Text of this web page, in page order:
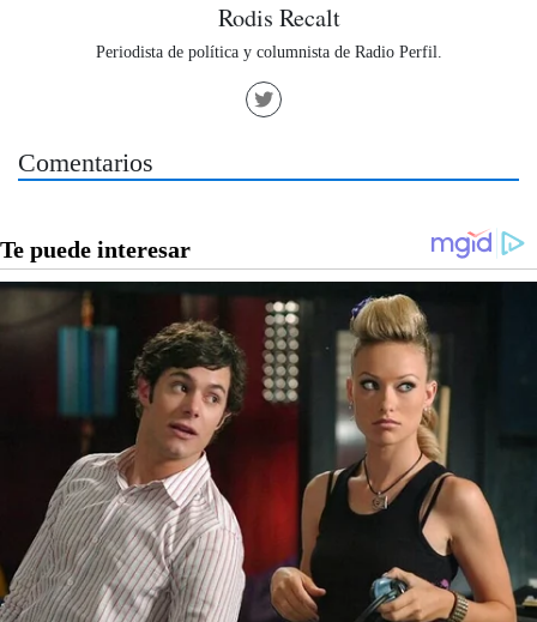
Rodis Recalt
Periodista de política y columnista de Radio Perfil.
Comentarios